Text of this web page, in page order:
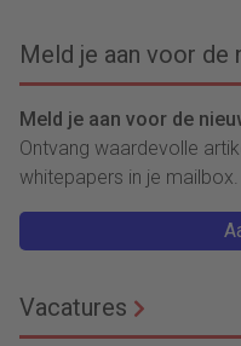
Meld je aan voor de
Meld je aan voor de
Ontvang waardevolle
whitepapers in je mailbox.
Vacatures